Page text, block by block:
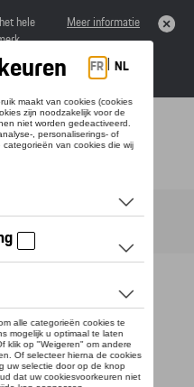
hele
Meer informatie
navigation